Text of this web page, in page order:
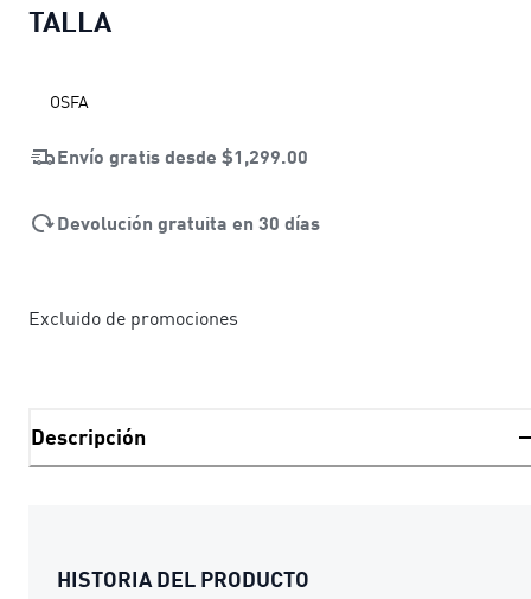
TALLA
OSFA
Envío gratis desde $1,299.00
Devolución gratuita en 30 días
Excluido de promociones
Descripción
HISTORIA DEL PRODUCTO